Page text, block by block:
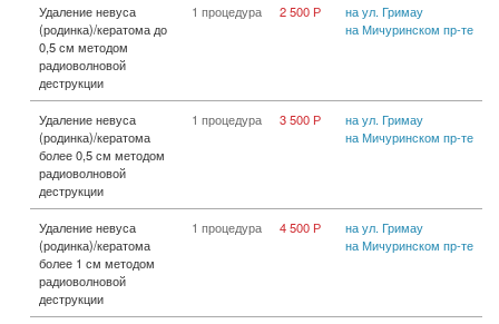
Удаление невуса
(родинка)/кератома до
0,5 см методом
радиоволновой
деструкции
1 процедура 2 500 Р
на ул. Гримау
на Мичуринском пр-те
Удаление невуса
(родинка)/кератома
более 0,5 см методом
радиоволновой
деструкции
1 процедура 3 500 Р
на ул. Гримау
на Мичуринском пр-те
Удаление невуса
(родинка)/кератома
более 1 см методом
радиоволновой
деструкции
1 процедура 4 500 Р
на ул. Гримау
на Мичуринском пр-те